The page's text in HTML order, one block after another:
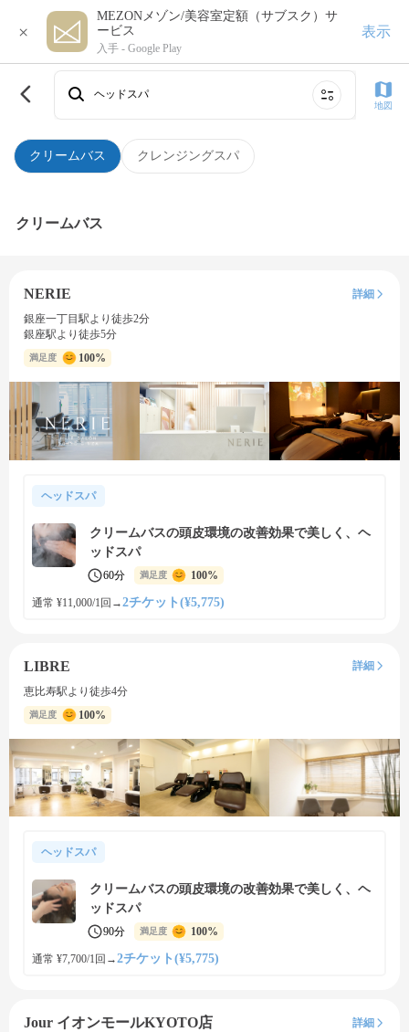
×
MEZONメゾン/美容室定額（サブスク）サ
ービス
入手 - Google Play
表示
クリームバス クレンジングスパ
ヘッドスパ
地図
クリームバス
NERIE
詳細
銀座一丁目駅より徒歩2分
銀座駅より徒歩5分
満足度 100%
ヘッドスパ
クリームバスの頭皮環境の改善効果で美しく、ヘ
ッドスパ
60分 満足度 100%
通常 ¥11,000/1回 →2チケット(¥5,775)
LIBRE
詳細
恵比寿駅より徒歩4分
満足度 100%
ヘッドスパ
クリームバスの頭皮環境の改善効果で美しく、ヘ
ッドスパ
90分 満足度 100%
通常 ¥7,700/1回 →2チケット(¥5,775)
Jour イオンモールKYOTO店
詳細